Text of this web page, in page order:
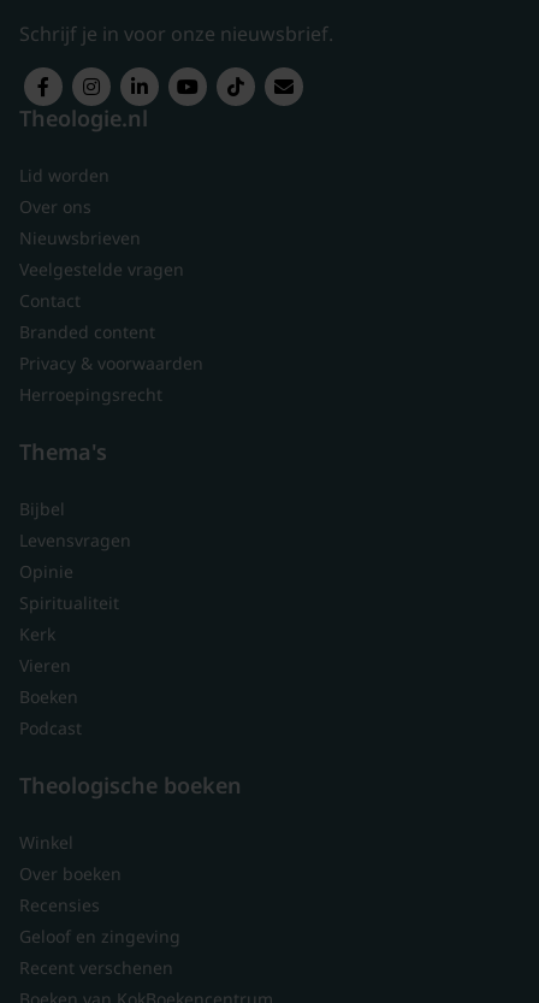
Schrijf je in voor onze nieuwsbrief.
Theologie.nl
Lid worden
Over ons
Nieuwsbrieven
Veelgestelde vragen
Contact
Branded content
Privacy & voorwaarden
Herroepingsrecht
Thema's
Bijbel
Levensvragen
Opinie
Spiritualiteit
Kerk
Vieren
Boeken
Podcast
Theologische boeken
Winkel
Over boeken
Recensies
Geloof en zingeving
Recent verschenen